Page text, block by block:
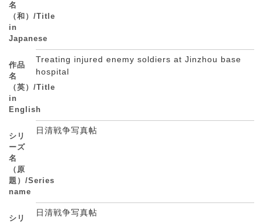
名
（和）/Title
in
Japanese
作品
名
（英）/Title
in
English
Treating injured enemy soldiers at Jinzhou base
hospital
シリ
ーズ
名
（原
題）/Series
name
日清戦争写真帖
シリ
日清戦争写真帖